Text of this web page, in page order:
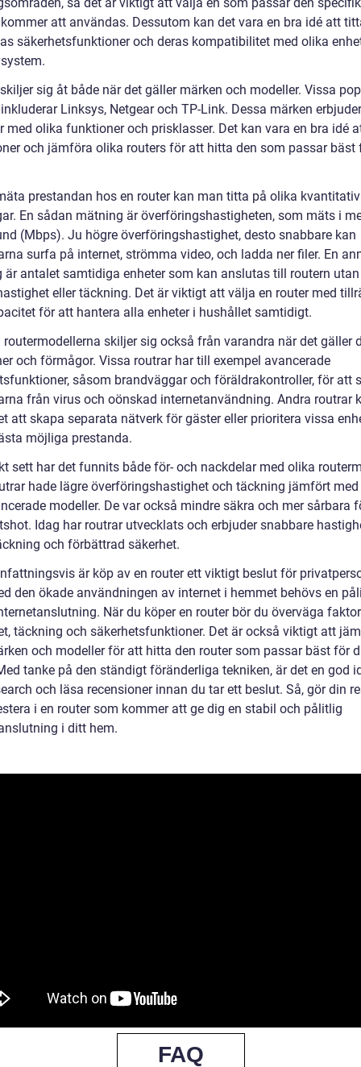
att användas. Dessutom kan det vara en bra idé att
säkerhetsfunktioner och deras kompatibilitet med olika
sig åt både när det gäller märken och modeller. Vissa
Linksys, Netgear och TP-Link. Dessa märken
med olika funktioner och prisklasser. Det kan vara en bra idé
och jämföra olika routers för att hitta den som passar bäst
prestandan hos en router kan man titta på olika
En sådan mätning är överföringshastigheten, som mäts i
(Mbps). Ju högre överföringshastighet, desto snabbare kan
surfa på internet, strömma video, och ladda ner filer. En
är antalet samtidiga enheter som kan anslutas till routern
eller täckning. Det är viktigt att välja en router med
för att hantera alla enheter i hushållet samtidigt.
routermodellerna skiljer sig också från varandra när det gäller
och förmågor. Vissa routrar har till exempel avancerade
såsom brandväggar och föräldrakontroller, för att
från virus och oönskad internetanvändning. Andra routrar
att skapa separata nätverk för gäster eller prioritera vissa
möjliga prestanda.
sett har det funnits både för- och nackdelar med olika
hade lägre överföringshastighet och täckning jämfört
modeller. De var också mindre säkra och mer sårbara
Idag har routrar utvecklats och erbjuder snabbare
och förbättrad säkerhet.
är köp av en router ett viktigt beslut för
den ökade användningen av internet i hemmet behövs en
När du köper en router bör du överväga
täckning och säkerhetsfunktioner. Det är också viktigt att
och modeller för att hitta den router som passar bäst för
tanke på den ständigt föränderliga tekniken, är det en god
och läsa recensioner innan du tar ett beslut. Så, gör din
i en router som kommer att ge dig en stabil och pålitlig
i ditt hem.
FAQ